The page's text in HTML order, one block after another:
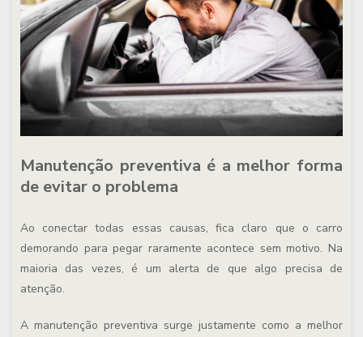
Manutenção preventiva é a melhor forma
de evitar o problema
Ao conectar todas essas causas, fica claro que o carro
demorando para pegar raramente acontece sem motivo. Na
maioria das vezes, é um alerta de que algo precisa de
atenção.
A manutenção preventiva surge justamente como a melhor